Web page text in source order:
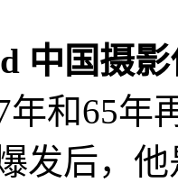
中国摄
年和65年
发后，